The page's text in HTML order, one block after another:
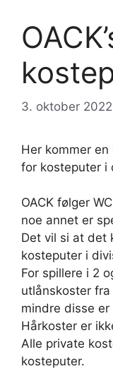
3. oktober 2022
Her kommer
for kosteputer i
OACK følger
noe annet er
Det vil si at det
kosteputer i
For spillere i 2
utlånskoster
mindre disse
Hårkoster er
Alle private
kosteputer.